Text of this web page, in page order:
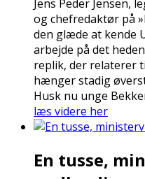
Jens Peder Jensen,
og chefredaktør på
den glæde at kende
arbejde på det
replik, der relaterer
hænger stadig
Husk nu unge
læs videre her
En tusse,